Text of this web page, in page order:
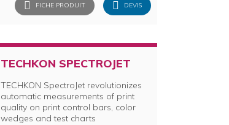
FICHE PRODUIT DEVIS
TECHKON SPECTROJET
TECHKON SpectroJet revolutionizes
automatic measurements of print
quality on print control bars, color
wedges and test charts